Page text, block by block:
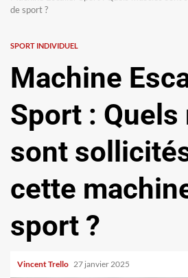
de sport ?
SPORT INDIVIDUEL
Machine
Sport :
sont
cette
sport ?
Vincent Trello 27 janvier 2025